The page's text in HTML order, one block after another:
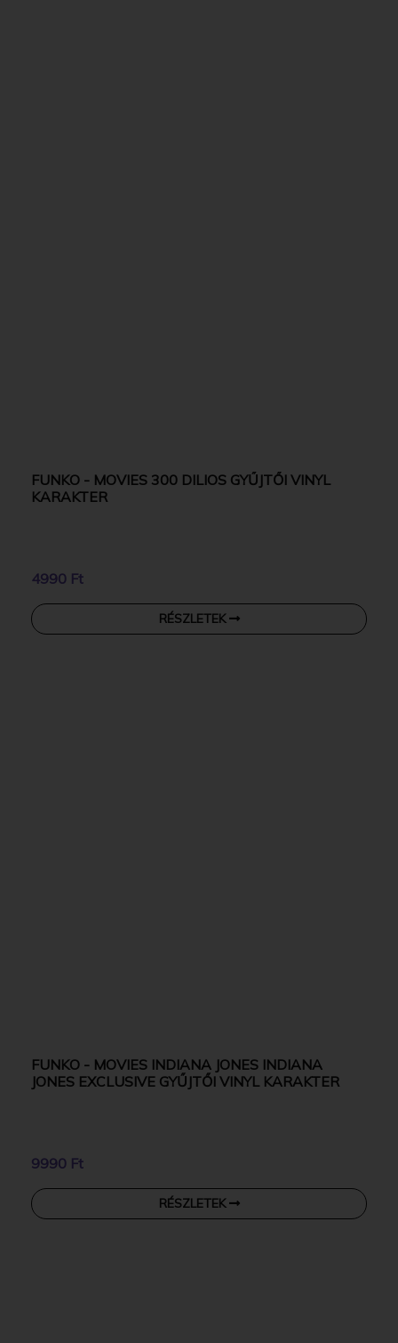
FUNKO - MOVIES 300 DILIOS GYŰJTŐI VINYL
KARAKTER
4990 Ft
RÉSZLETEK
FUNKO - MOVIES INDIANA JONES INDIANA
JONES EXCLUSIVE GYŰJTŐI VINYL KARAKTER
9990 Ft
RÉSZLETEK